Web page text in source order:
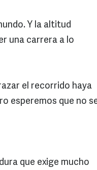
Y la altitud
una carrera a lo
el recorrido haya
esperemos que no
que exige mucho